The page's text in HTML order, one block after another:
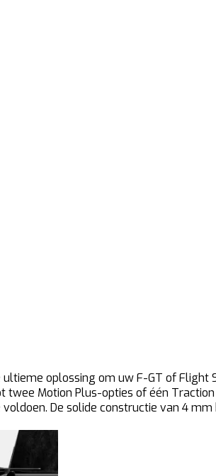
oplossing om uw F-GT of
Motion Plus-opties of één
De solide constructie van 4